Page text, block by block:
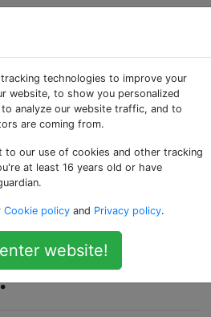
«Optimiser
Mac»
Drive
avec
et Time
technologies to improve your
website, to show you personalized
analyze our website traffic, and to
are coming from.
to our use of cookies and other tracking
at least 16 years old or have
Cookie policy and Privacy policy.
website!